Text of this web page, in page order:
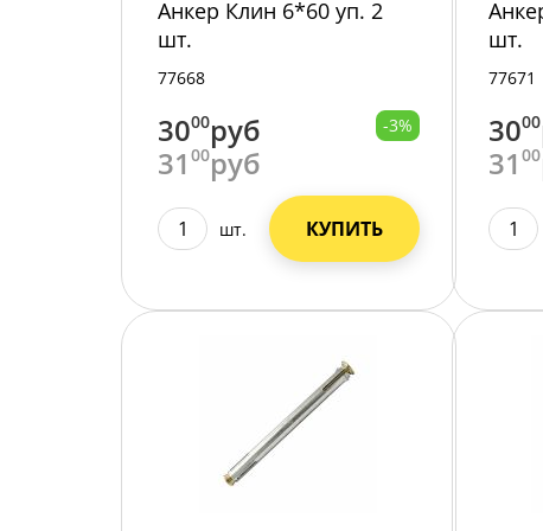
Анкер Клин 6*60 уп. 2
шт.
77668
3000руб
31 00руб
-3%
шт. КУПИТЬ
шт.
77671
3000
3100